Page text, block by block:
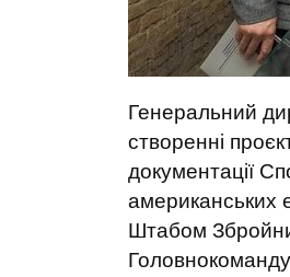
Генеральний
створенні
документації
американських
Штабом